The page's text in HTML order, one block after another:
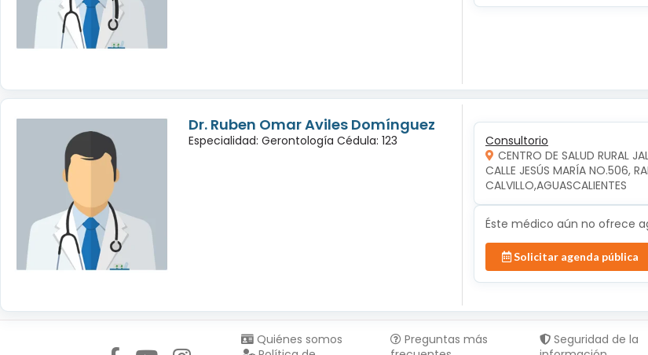
Dr. Ruben Omar Aviles Domínguez
Especialidad: Gerontología Cédula: 123
Consultorio
CENTRO DE SALUD RURAL
CALLE JESÚS MARÍA NO.506,
CALVILLO,AGUASCALIENTES
Éste médico aún no ofrece
Solicitar agenda pública
Quiénes somos
Preguntas más
Seguridad de la